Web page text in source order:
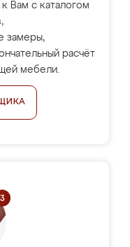
Вам с каталогом
замеры,
расчёт
мебели.